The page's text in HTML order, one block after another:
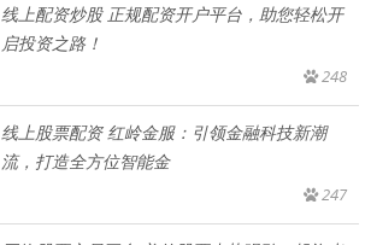
线上配资炒股 正规配资开户平台，助您轻松开
启投资之路！
248
线上股票配资 红岭金服：引领金融科技新潮
流，打造全方位智能金
247